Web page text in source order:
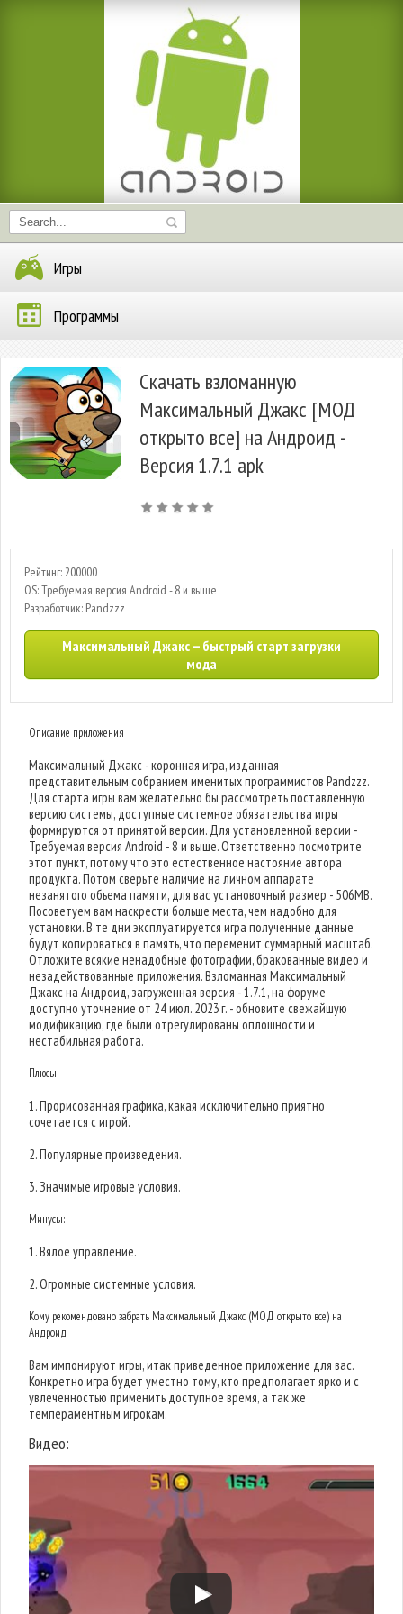
Игры
Программы
Скачать взломанную
Максимальный Джакс [МОД
открыто все] на Андроид -
Версия 1.7.1 apk
Рейтинг: 200000
OS: Требуемая версия Android - 8 и выше
Разработчик: Pandzzz
Максимальный Джакс — быстрый старт загрузки
мода
Описание приложения
Максимальный Джакс - коронная игра, изданная
представительным собранием именитых программистов Pandzzz.
Для старта игры вам желательно бы рассмотреть поставленную
версию системы, доступные системное обязательства игры
формируются от принятой версии. Для установленной версии -
Требуемая версия Android - 8 и выше. Ответственно посмотрите
этот пункт, потому что это естественное настояние автора
продукта. Потом сверьте наличие на личном аппарате
незанятого объема памяти, для вас установочный размер - 506MB.
Посоветуем вам наскрести больше места, чем надобно для
установки. В те дни эксплуатируется игра полученные данные
будут копироваться в память, что переменит суммарный масштаб.
Отложите всякие ненадобные фотографии, бракованные видео и
незадействованные приложения. Взломанная Максимальный
Джакс на Андроид, загруженная версия - 1.7.1, на форуме
доступно уточнение от 24 июл. 2023 г. - обновите свежайшую
модификацию, где были отрегулированы оплошности и
нестабильная работа.
Плюсы:
1. Прорисованная графика, какая исключительно приятно
сочетается с игрой.
2. Популярные произведения.
3. Значимые игровые условия.
Минусы:
1. Вялое управление.
2. Огромные системные условия.
Кому рекомендовано забрать Максимальный Джакс (МОД открыто все) на
Андроид
Вам импонируют игры, итак приведенное приложение для вас.
Конкретно игра будет уместно тому, кто предполагает ярко и с
увлеченностью применить доступное время, а так же
темпераментным игрокам.
Видео: